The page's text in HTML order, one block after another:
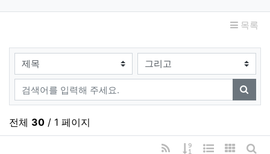
목록
검색대상
검색어
검색
전체 30 / 1 페이지
RSS
게시물 정렬